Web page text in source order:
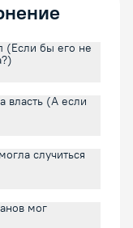
(Если бы его не
власть (А если
случиться
мог